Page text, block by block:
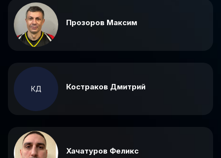
Прозоров Максим
КД Костраков Дмитрий
Хачатуров Феликс